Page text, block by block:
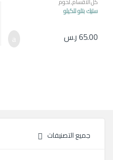
ستيك بتلو للكيلو
65.00ر.س
جميع التصنيفات